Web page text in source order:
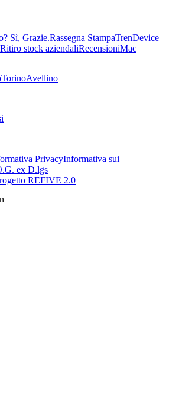
Sì, Grazie.Rassegna StampaTrenDevice
Ritiro stock aziendaliRecensioniMac
TorinoAvellino
PrivacyInformativa sui
ex D.lgs
REFIVE 2.0